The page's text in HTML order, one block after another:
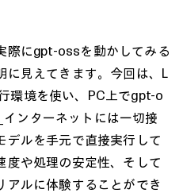
際にgpt-ossを動かしてみる
に見えてきます。今回は、L
環境を使い、PC上でgpt-o
ンターネットには一切接
デルを手元で直接実行して
度や処理の安定性、そして
アルに体験することができ